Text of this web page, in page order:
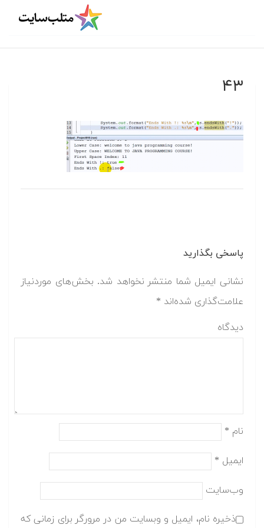
۴۳
پاسخی بگذارید
نشانی ایمیل شما منتشر نخواهد شد. بخش‌های موردنیاز
علامت‌گذاری شده‌اند *
دیدگاه
نام *
ایمیل *
وب‌سایت
ذخیره نام، ایمیل و وبسایت من در مرورگر برای زمانی که